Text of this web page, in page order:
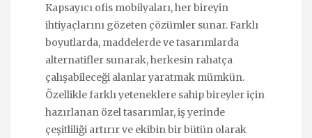
Kapsayıcı ofis mobilyaları, her bireyin
ihtiyaçlarını gözeten çözümler sunar. Farklı
boyutlarda, maddelerde ve tasarımlarda
alternatifler sunarak, herkesin rahatça
çalışabileceği alanlar yaratmak mümkün.
Özellikle farklı yeteneklere sahip bireyler için
hazırlanan özel tasarımlar, iş yerinde
çeşitliliği artırır ve ekibin bir bütün olarak